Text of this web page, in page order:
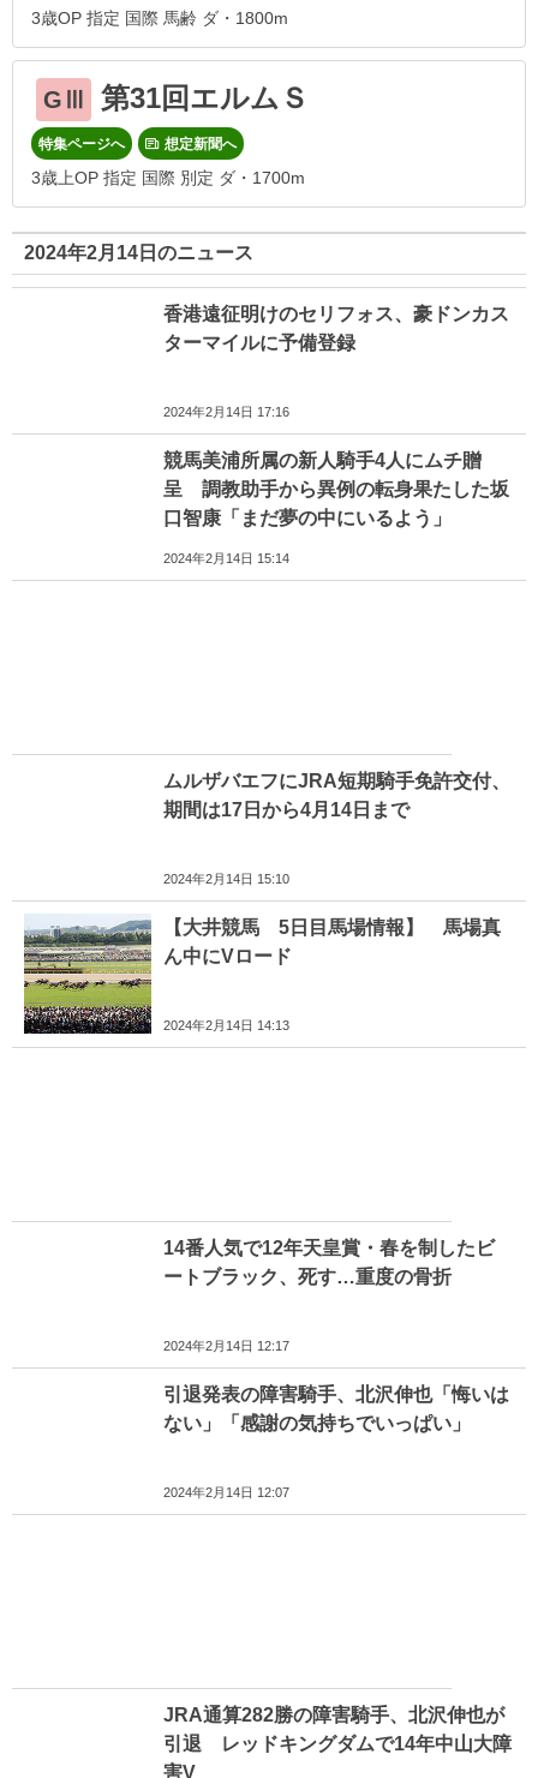
3歳OP 指定 国際 馬齢 ダ・1800m
GⅢ 第31回エルムＳ
特集ページへ 想定新聞へ
3歳上OP 指定 国際 別定 ダ・1700m
2024年2月14日のニュース
香港遠征明けのセリフォス、豪ドンカス
ターマイルに予備登録
2024年2月14日 17:16
競馬美浦所属の新人騎手4人にムチ贈
呈 調教助手から異例の転身果たした坂
口智康「まだ夢の中にいるよう」
2024年2月14日 15:14
ムルザバエフにJRA短期騎手免許交付、
期間は17日から4月14日まで
2024年2月14日 15:10
【大井競馬 5日目馬場情報】 馬場真
ん中にVロード
2024年2月14日 14:13
14番人気で12年天皇賞・春を制したビ
ートブラック、死す…重度の骨折
2024年2月14日 12:17
引退発表の障害騎手、北沢伸也「悔いは
ない」「感謝の気持ちでいっぱい」
2024年2月14日 12:07
JRA通算282勝の障害騎手、北沢伸也が
引退 レッドキングダムで14年中山大障
害V